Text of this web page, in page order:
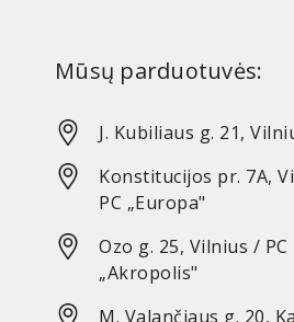
Mūsų parduotuvės:
J. Kubiliaus g. 21,
Konstitucijos pr. 7A,
PC „Europa"
Ozo g. 25, Vilnius / PC
„Akropolis"
M. Valančiaus g. 20,